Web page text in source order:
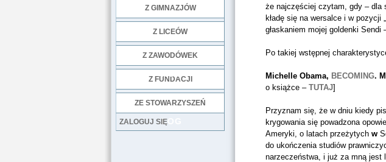
Z GIMNAZJÓW
Z LICEÓW
Z ZAWODÓWEK
Z FUNDACJI
ZE STOWARZYSZEŃ
LOG
ZALOGUJ SIĘ
że najczęściej czytam, gdy – dla
kładę się na wersalce i w pozycji
głaskaniem mojej goldenki
Po takiej wstępnej
Michelle Obama, BECOMING.
o książce – TUTAJ]
Przyznam się, że w dniu kiedy
krygowania się powadzona
Ameryki, o latach przeżytych w
do ukończenia studiów
narzeczeństwa, i już za mną jest